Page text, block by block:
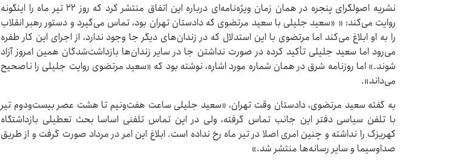
نشریه اصولگرای پنجره در همان زمان ویژه‌نامه‌ای درباره این اتفاق منتشر کرد که روز ۲۲ تیر ماه را اینگونه
روایت می‌کند: « «سعید جلیلی با سعید مرتضوی که دادستان تهران بود، تماس می‌گیرد و دستور رهبر انقلاب
را به او ابلاغ می‌کند اما مرتضوی با این استدلال که در زندان‌های دیگر جا وجود ندارد، از اجرای این کار طفره
می‌رود اما سعید جلیلی تأکید کرده در صورت نداشتن جا در سایر زندان‌ها بازداشت‌شدگان همین امروز آزاد
شوند.» اما روزنامه شرق در همان شماره مورد اشاره، نوشته بود که «سعید مرتضوی روایت جلیلی را ناصحیح
می‌داند».
به گفته سعید مرتضوی، دادستان وقت تهران، «سعید جلیلی ساعت هفت‌ونیم تا هشت عصر بیست‌ودوم تیر
با تلفن سیاسی دفتر این‌ جانب تماس گرفته، ولی در این تماس تلفنی اساسا بحث تعطیلی بازداشتگاه
کهریزک را نداشته و چنین امری اصلا در تیر ماه رخ نداده است. ابلاغ این امر در مرداد صورت گرفت و از طریق
صداوسیما و سایر رسانه‌ها منتشر شد.»